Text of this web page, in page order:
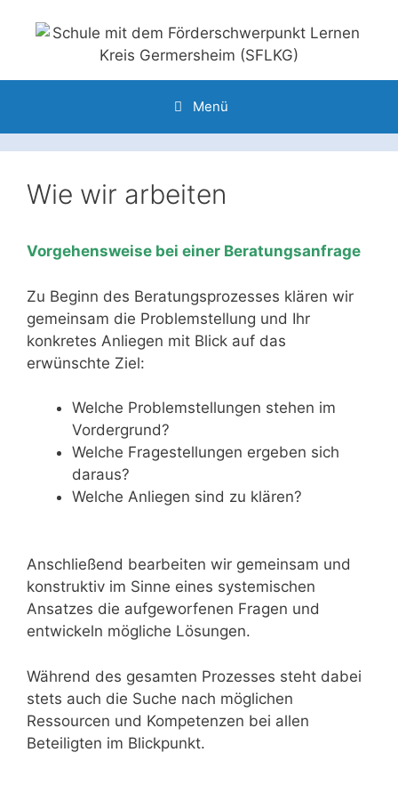
Inhalt
Menü
Wie wir arbeiten
Vorgehensweise bei einer Beratungsanfrage
Zu Beginn des Beratungsprozesses klären wir
gemeinsam die Problemstellung und Ihr
konkretes Anliegen mit Blick auf das
erwünschte Ziel:
Welche Problemstellungen stehen im
Vordergrund?
Welche Fragestellungen ergeben sich
daraus?
Welche Anliegen sind zu klären?
Anschließend bearbeiten wir gemeinsam und
konstruktiv im Sinne eines systemischen
Ansatzes die aufgeworfenen Fragen und
entwickeln mögliche Lösungen.
Während des gesamten Prozesses steht dabei
stets auch die Suche nach möglichen
Ressourcen und Kompetenzen bei allen
Beteiligten im Blickpunkt.